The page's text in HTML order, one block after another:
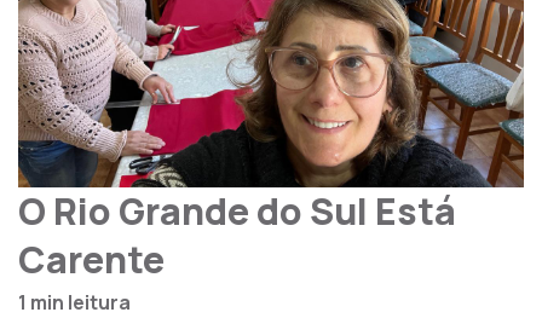
O Rio Grande do Sul Está
Carente
1 min leitura